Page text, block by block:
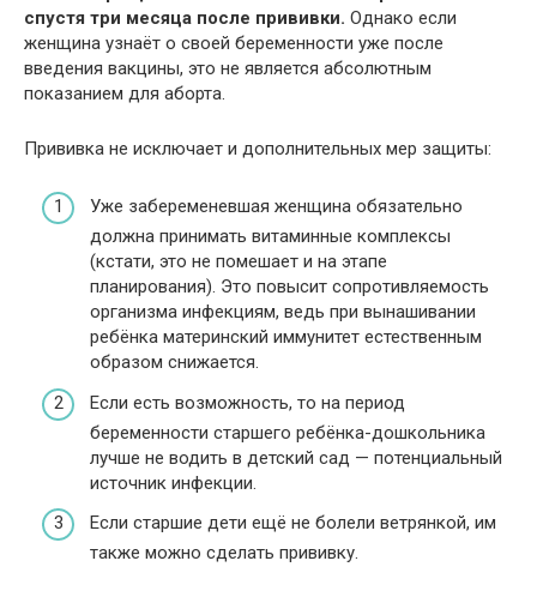
спустя три месяца после прививки. Однако если
женщина узнаёт о своей беременности уже после
введения вакцины, это не является абсолютным
показанием для аборта.
Прививка не исключает и дополнительных мер защиты:
Уже забеременевшая женщина обязательно
должна принимать витаминные комплексы
(кстати, это не помешает и на этапе
планирования). Это повысит сопротивляемость
организма инфекциям, ведь при вынашивании
ребёнка материнский иммунитет естественным
образом снижается.
Если есть возможность, то на период
беременности старшего ребёнка-дошкольника
лучше не водить в детский сад — потенциальный
источник инфекции.
Если старшие дети ещё не болели ветрянкой, им
также можно сделать прививку.